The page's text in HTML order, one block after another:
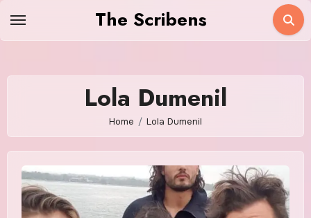
The Scribens
Lola Dumenil
Home Lola Dumenil